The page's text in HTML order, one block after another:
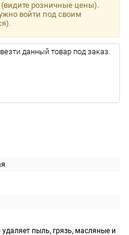
пыль, грязь, масляные и
(видите розничные цены).
войти под своим
данный товар под заказ.